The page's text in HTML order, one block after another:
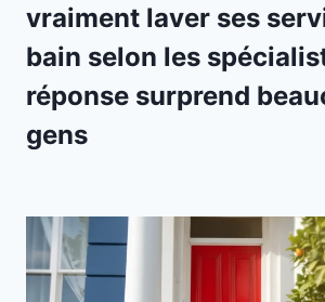
vraiment laver ses
bain selon les
réponse surprend
gens